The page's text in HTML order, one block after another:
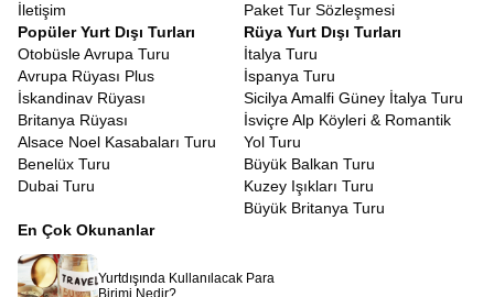
İletişim
Paket Tur Sözleşmesi
Popüler Yurt Dışı Turları
Otobüsle Avrupa Turu
Avrupa Rüyası Plus
İskandinav Rüyası
Britanya Rüyası
Alsace Noel Kasabaları Turu
Benelüx Turu
Dubai Turu
Rüya Yurt Dışı Turları
İtalya Turu
İspanya Turu
Sicilya Amalfi Güney İtalya Turu
İsviçre Alp Köyleri & Romantik
Yol Turu
Büyük Balkan Turu
Kuzey Işıkları Turu
Büyük Britanya Turu
En Çok Okunanlar
Yurtdışında Kullanılacak Para
Birimi Nedir?